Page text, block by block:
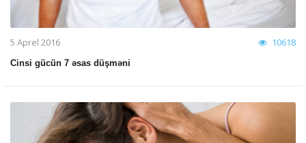
5 Aprel 2016 10618
Cinsi gücün 7 əsas düşməni